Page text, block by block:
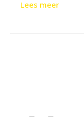
Lees meer